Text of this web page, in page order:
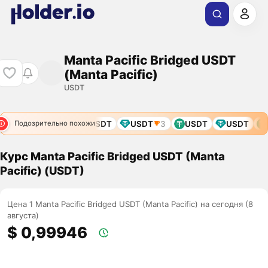
Manta Pacific Bridged USDT
(Manta Pacific)
USDT
Подозрительно похожи
USDT USDT USDT USDT 3 USDT USDT
Курс Manta Pacific Bridged USDT (Manta
Pacific) (USDT)
Цена 1 Manta Pacific Bridged USDT (Manta Pacific) на сегодня (8
августа)
$ 0,99946